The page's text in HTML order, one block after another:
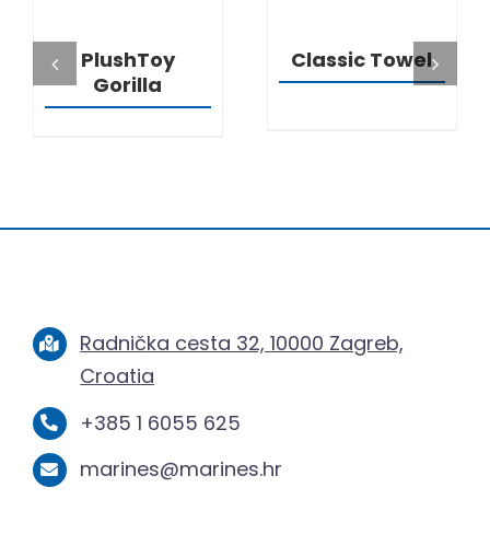
PlushToy
Gorilla
Classic Towel
Radnička cesta 32, 10000 Zagreb,
Croatia
+385 1 6055 625
marines@marines.hr